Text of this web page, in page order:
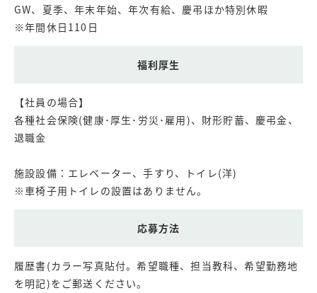
GW、夏季、年末年始、年次有給、慶弔ほか特別休暇
※年間休日110日
福利厚生
【社員の場合】
各種社会保険(健康･厚生･労災･雇用)、財形貯蓄、慶弔金、
退職金
施設設備：エレベーター、手すり、トイレ(洋)
※車椅子用トイレの設置はありません。
応募方法
履歴書(カラー写真貼付。希望職種、担当教科、希望勤務地
を明記)をご郵送ください。